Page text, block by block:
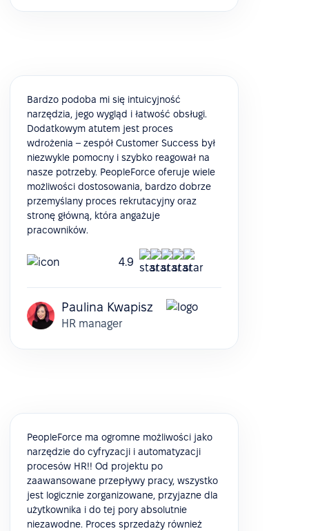
Bardzo podoba mi się intuicyjność
narzędzia, jego wygląd i łatwość obsługi.
Dodatkowym atutem jest proces
wdrożenia – zespół Customer Success był
niezwykle pomocny i szybko reagował na
nasze potrzeby. PeopleForce oferuje wiele
możliwości dostosowania, bardzo dobrze
przemyślany proces rekrutacyjny oraz
stronę główną, która angażuje
pracowników.
4.9
Paulina Kwapisz
HR manager
PeopleForce ma ogromne możliwości jako
narzędzie do cyfryzacji i automatyzacji
procesów HR!! Od projektu po
zaawansowane przepływy pracy, wszystko
jest logicznie zorganizowane, przyjazne dla
użytkownika i do tej pory absolutnie
niezawodne. Proces sprzedaży również